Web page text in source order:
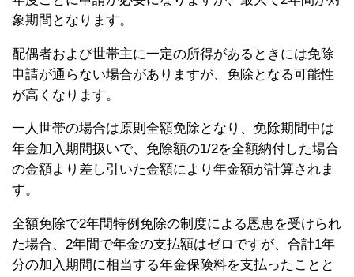
象期間となります。
配偶者および世帯主に一定の所得があるときには免除
申請が通らない場合がありますが、免除となる可能性
が高くなります。
一人世帯の場合は原則全額免除となり、免除期間中は
年金加入期間扱いで、免除額の1/2を全額納付した場合
の金額より差し引いた金額により年金額が計算されま
す。
全額免除で2年間特例免除の制度による恩恵を受けられ
た場合、2年間で年金の支払額はゼロですが、合計1年
分の加入期間に相当する年金保険料を支払ったことと